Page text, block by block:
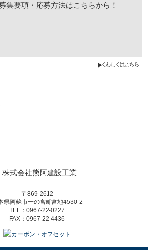
集要項・応募方法はこちらから！
くわしくはこちら
株式会社熊阿建設工業
〒869-2612
県阿蘇市一の宮町宮地4530-2
TEL： 0967-22-0227
FAX：0967-22-4436